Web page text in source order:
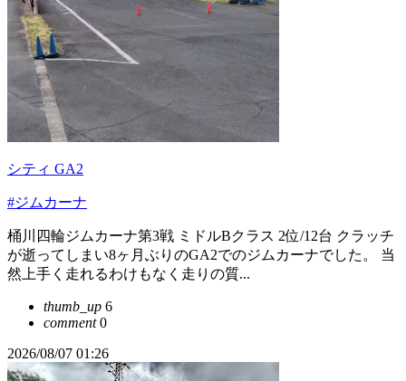
シティ GA2
#ジムカーナ
桶川四輪ジムカーナ第3戦 ミドルBクラス 2位/12台 クラッチ
が逝ってしまい8ヶ月ぶりのGA2でのジムカーナでした。 当
然上手く走れるわけもなく走りの質...
thumb_up 6
comment0
2026/08/07 01:26